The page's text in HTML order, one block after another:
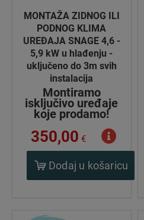
MONTAŽA ZIDNOG ILI
PODNOG KLIMA
UREĐAJA SNAGE 4,6 -
5,9 kW u hlađenju -
uključeno do 3m svih
instalacija
Montiramo
isključivo uređaje
koje prodamo!
350,00 €
Dodaj u košaricu